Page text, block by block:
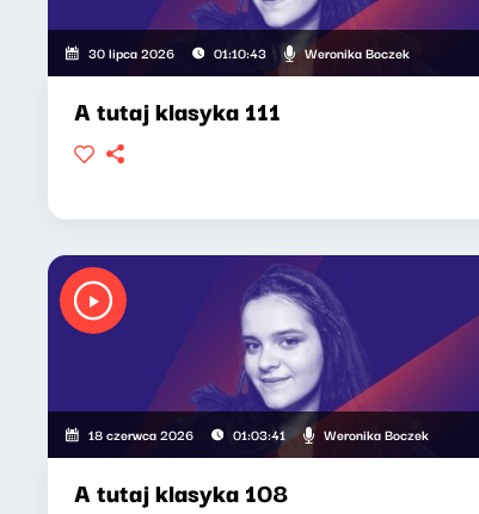
30 lipca 2026 01:10:43 Weronika Boczek
A tutaj klasyka 111
18 czerwca 2026 01:03:41 Weronika Boczek
A tutaj klasyka 108